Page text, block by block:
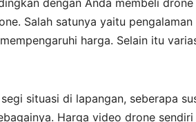
Salah satunya yaitu
harga. Selain itu
situasi di lapangan, seberapa
Harga video drone